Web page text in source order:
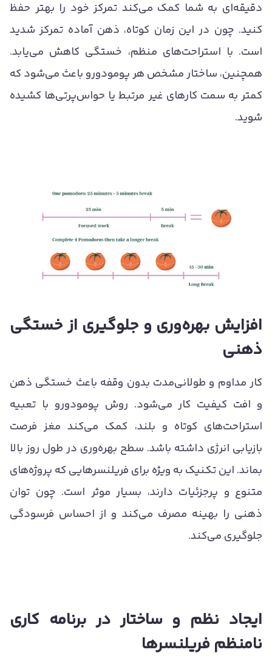
دقیقه‌ای به شما کمک می‌کند تمرکز خود را بهتر حفظ
کنید. چون در این زمان کوتاه، ذهن آماده تمرکز شدید
است. با استراحت‌های منظم، خستگی کاهش می‌یابد.
همچنین، ساختار مشخص هر پومودورو باعث می‌شود که
کمتر به سمت کارهای غیر مرتبط یا حواس‌پرتی‌ها کشیده
شوید.
افزایش بهره‌وری و جلوگیری از خستگی
ذهنی
کار مداوم و طولانی‌مدت بدون وقفه باعث خستگی ذهن
و افت کیفیت کار می‌شود. روش پومودورو با تعبیه
استراحت‌های کوتاه و بلند، کمک می‌کند مغز فرصت
بازیابی انرژی داشته باشد. سطح بهره‌وری در طول روز بالا
بماند. این تکنیک به ویژه برای فریلنسرهایی که پروژه‌های
متنوع و پرجزئیات دارند، بسیار موثر است. چون توان
ذهنی را بهینه مصرف می‌کند و از احساس فرسودگی
جلوگیری می‌کند.
ایجاد نظم و ساختار در برنامه کاری
نامنظم فریلنسرها